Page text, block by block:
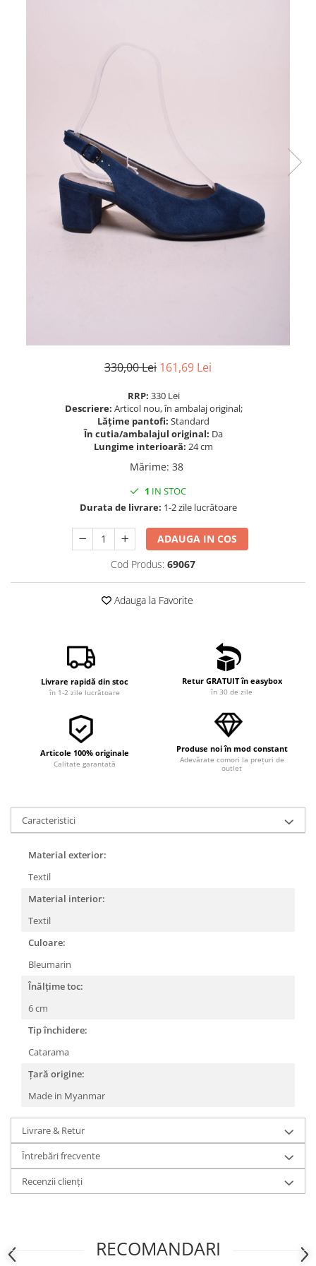
330,00 Lei 161,69 Lei
RRP: 330 Lei
Descriere: Articol nou, în ambalaj original;
Lățime pantofi: Standard
În cutia/ambalajul original: Da
Lungime interioară: 24 cm
Mărime: 38
1 IN STOC
Durata de livrare: 1-2 zile lucrătoare
ADAUGA IN COS
Cod Produs: 69067
Adauga la Favorite
Livrare rapidă din stoc
în 1-2 zile lucrătoare
Retur GRATUIT în easybox
în 30 de zile
Articole 100% originale
Calitate garantată
Produse noi în mod constant
Adevărate comori la prețuri de
outlet
Caracteristici
Material exterior:
Textil
Material interior:
Textil
Culoare:
Bleumarin
Înălțime toc:
6 cm
Tip închidere:
Catarama
Țară origine:
Made in Myanmar
Livrare & Retur
Întrebări frecvente
Recenzii clienți
RECOMANDARI